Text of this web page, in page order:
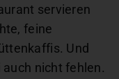
servieren
feine
Und
nicht fehlen.